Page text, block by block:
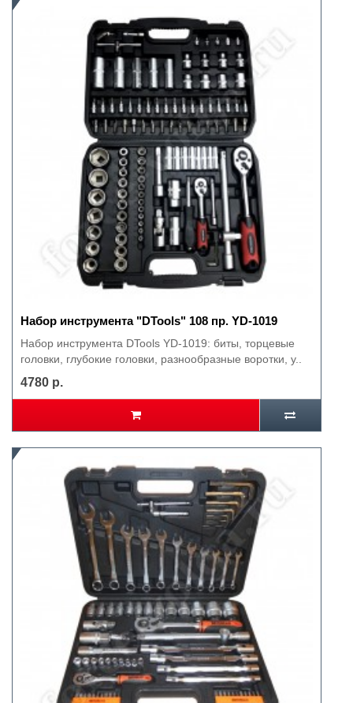
Набор инструмента "DTools" 108 пр. YD-1019
Набор инструмента DTools YD-1019: биты, торцевые
головки, глубокие головки, разнообразные воротки, у..
4780 р.